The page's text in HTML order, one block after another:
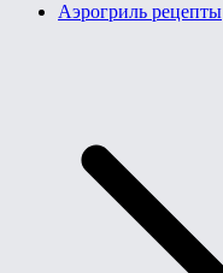
Аэрогриль рецепты